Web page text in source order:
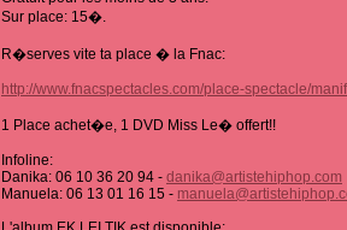
Sur place: 15�.
R�serves vite ta place � la Fnac:
http://www.fnacspectacles.com/place-spectacle/
1 Place achet�e, 1 DVD Miss Le� offert!!
Infoline:
Danika: 06 10 36 20 94 - danika@artistehiphop.com
Manuela: 06 13 01 16 15 -